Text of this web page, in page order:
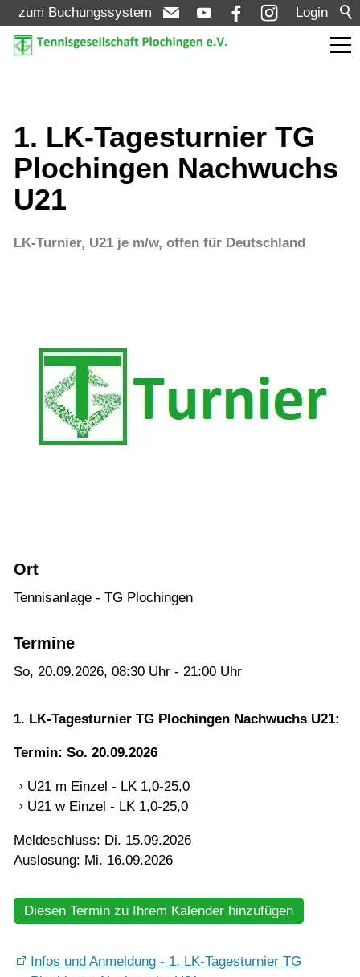
Login
zum Buchungssystem
Turniere
Bezirksmeisterschaften Bezirk D - Aktive +
Senioren: 13.05. - 17.05.2026
NEXT LEVEL Turnier U8-U10: 07.08. -
10-25)
LK - Tagesturnier - Aktive: 12.08.2026 (LK
01-18)
Plochingen Open Jugend U12-U18: 14.08. -
LK - Tagesturnier - Jugend: 20.09.2026
20.09.2026
Mannschaften
Jugend
Training
Gaststätte
1. LK-Tagesturnier TG
Plochingen Nachwuchs
U21
LK-Turnier, U21 je m/w, offen für Deutschland
Ort
Tennisanlage - TG Plochingen
Termine
So, 20.09.2026, 08:30 Uhr - 21:00 Uhr
1. LK-Tagesturnier TG Plochingen Nachwuchs U21:
Termin: So. 20.09.2026
U21 m Einzel - LK 1,0-25,0
U21 w Einzel - LK 1,0-25,0
Meldeschluss: Di. 15.09.2026
Auslosung: Mi. 16.09.2026
Diesen Termin zu Ihrem Kalender hinzufügen
Infos und Anmeldung - 1. LK-Tagesturnier TG